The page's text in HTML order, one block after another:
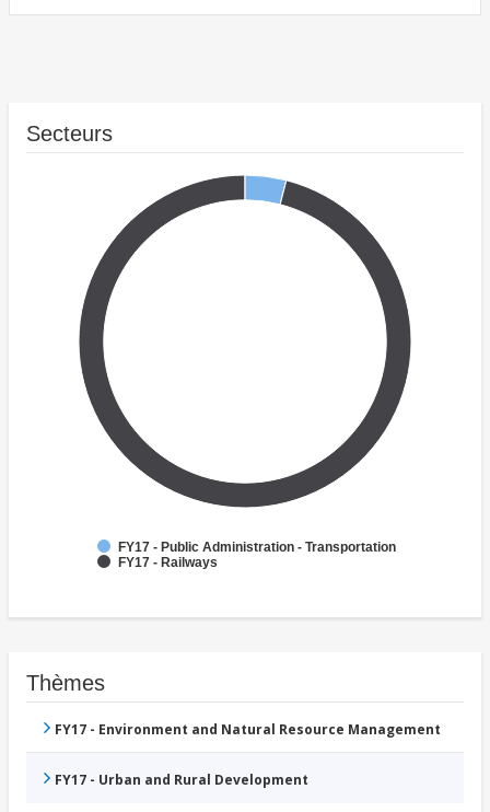
Secteurs
FY17 - Public Administration - Transportation
FY17 - Railways
Thèmes
FY17 - Environment and Natural Resource Management
FY17 - Urban and Rural Development